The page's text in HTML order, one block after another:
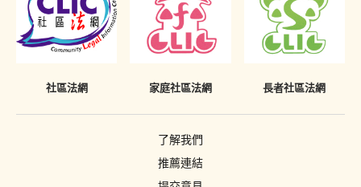
社區法網 家庭社區法網 長者社區法網
了解我們
推薦連結